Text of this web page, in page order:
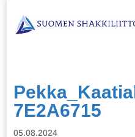
7E2A6715
05.08.2024